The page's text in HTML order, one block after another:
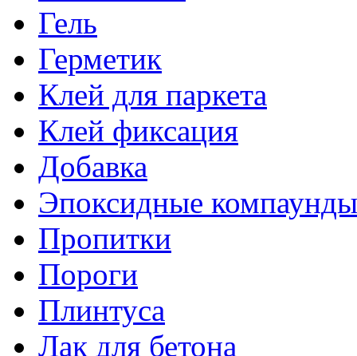
Гель
Герметик
Клей для паркета
Клей фиксация
Добавка
Эпоксидные компаунды
Пропитки
Пороги
Плинтуса
Лак для бетона